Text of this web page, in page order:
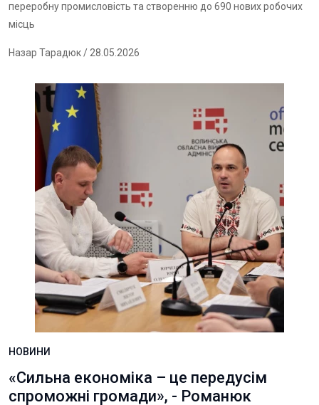
переробну промисловість та створенню до 690 нових робочих
місць
Назар Тарадюк/ 28.05.2026
НОВИНИ
«Сильна економіка – це передусім
спроможні громади», - Романюк